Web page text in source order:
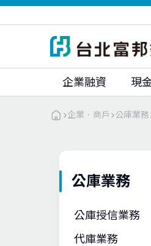
富邦證券
富邦期貨
企業融資 現
企業．商戶 公庫業務
公庫業務
公庫授信業務
代庫業務